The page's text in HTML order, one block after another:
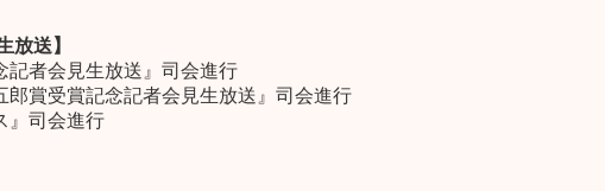
放送】
記者会見生放送』司会進行
郎賞受賞記念記者会見生放送』司会進行
』司会進行